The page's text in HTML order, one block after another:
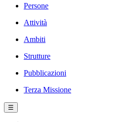
Persone
Attività
Ambiti
Strutture
Pubblicazioni
Terza Missione
☰